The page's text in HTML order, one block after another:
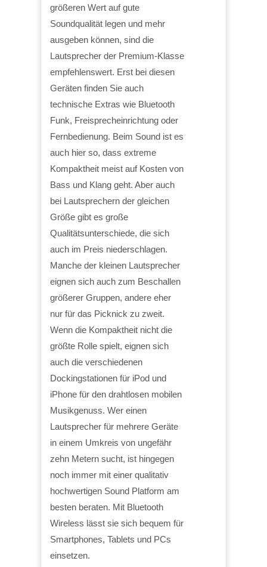
größeren Wert auf gute
Soundqualität legen und mehr
ausgeben können, sind die
Lautsprecher der Premium-Klasse
empfehlenswert. Erst bei diesen
Geräten finden Sie auch
technische Extras wie Bluetooth
Funk, Freisprecheinrichtung oder
Fernbedienung. Beim Sound ist es
auch hier so, dass extreme
Kompaktheit meist auf Kosten von
Bass und Klang geht. Aber auch
bei Lautsprechern der gleichen
Größe gibt es große
Qualitätsunterschiede, die sich
auch im Preis niederschlagen.
Manche der kleinen Lautsprecher
eignen sich auch zum Beschallen
größerer Gruppen, andere eher
nur für das Picknick zu zweit.
Wenn die Kompaktheit nicht die
größte Rolle spielt, eignen sich
auch die verschiedenen
Dockingstationen für iPod und
iPhone für den drahtlosen mobilen
Musikgenuss. Wer einen
Lautsprecher für mehrere Geräte
in einem Umkreis von ungefähr
zehn Metern sucht, ist hingegen
noch immer mit einer qualitativ
hochwertigen Sound Platform am
besten beraten. Mit Bluetooth
Wireless lässt sie sich bequem für
Smartphones, Tablets und PCs
einsetzen.